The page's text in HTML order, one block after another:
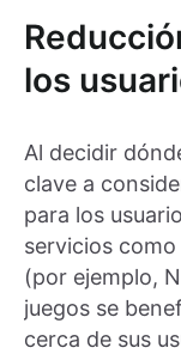
los
Al decidir
clave a
para los
servicios
(por ejemplo,
juegos se
cerca de sus